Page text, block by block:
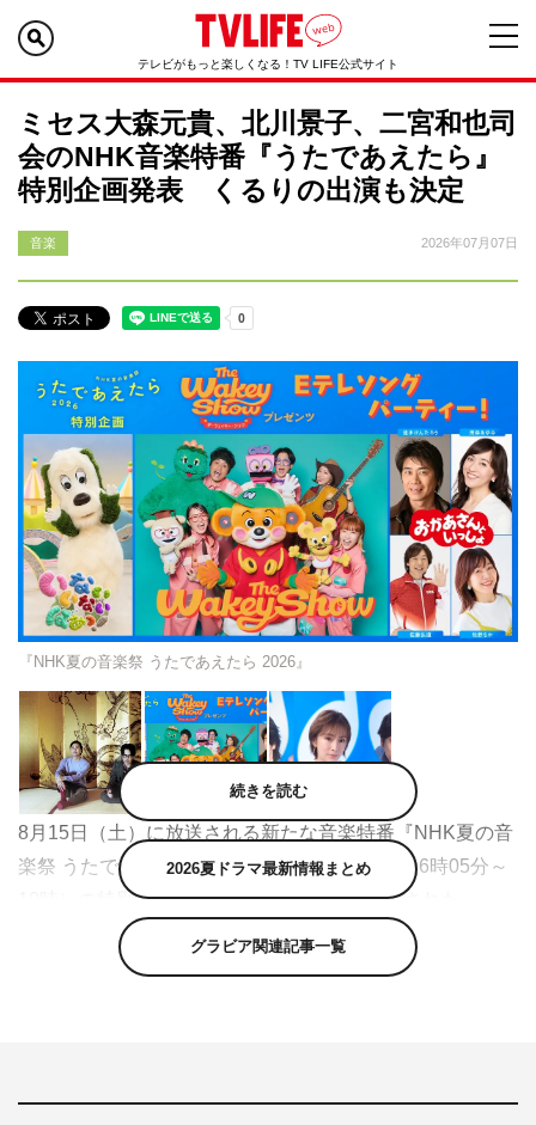
テレビがもっと楽しくなる！TV LIFE公式サイト
ミセス大森元貴、北川景子、二宮和也司
会のNHK音楽特番『うたであえたら』
特別企画発表 くるりの出演も決定
音楽 2026年07月07日
『NHK夏の音楽祭 うたであえたら 2026』
8月15日（土）に放送される新たな音楽特番『NHK夏の音
楽祭 うたであえたら 2026』（NHK総合 午後6時05分～
10時）の特別企画と追加アーティストが発表された。
この番組は、昭和・平成・令和、それぞれの時代で生まれ
続きを読む
2026夏ドラマ最新情報まとめ
グラビア関連記事一覧